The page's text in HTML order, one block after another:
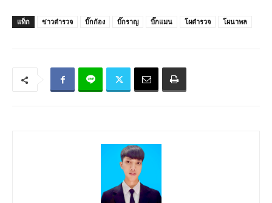
แท็ก ข่าวตำรวจ บิ๊กก้อง บิ๊กราญ บิ๊กแมน โผตำรวจ โผนาพล